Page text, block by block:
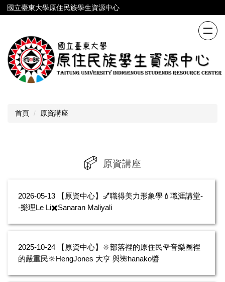
跳
到
內
容
區
國立臺東大學原住民族學生資源中心
首頁 原資講座
原資講座
2026-05-13
【原資中心】💅職得美力形象學💄職涯講堂-
-樂理Le Li✖️Sanaran Maliyali
2025-10-24
【原資中心】🔆部落裡的原住民🌹音樂圈裡
的嚴重民🔆HengJones 大亨 與🌺hanako醬